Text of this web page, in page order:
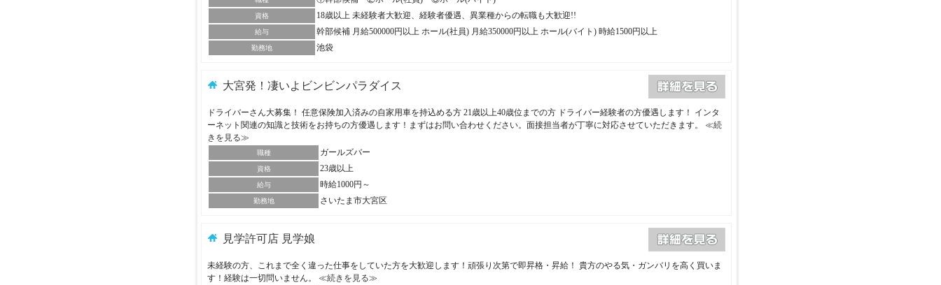
資格 18歳以上 未経験者大歓迎、経験者優遇、異業種からの転職も大歓迎!!
給与 幹部候補 月給500000円以上 ホール(社員) 月給350000円以上 ホール(バイト) 時給1500円以上
勤務地 池袋
大宮発！凄いよビンビンパラダイス
ドライバーさん大募集！ 任意保険加入済みの自家用車を持込める方 21歳以上40歳位までの方 ドライバー経験者の方優遇します！ インタ
ーネット関連の知識と技術をお持ちの方優遇します！まずはお問い合わせください。面接担当者が丁寧に対応させていただきます。 ≪続
きを見る≫
職種 ガールズバー
資格 23歳以上
給与 時給1000円～
勤務地 さいたま市大宮区
見学許可店 見学娘
未経験の方、これまで全く違った仕事をしていた方を大歓迎します！頑張り次第で即昇格・昇給！ 貴方のやる気・ガンバリを高く買いま
す！経験は一切問いません。 ≪続きを見る≫